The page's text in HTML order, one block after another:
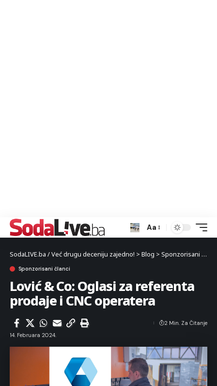
Aa
SodaLIVE.ba / Već drugu deceniju zajedno! > Blog > Sponzorisani članci
Sponzorisani članci
Lović & Co: Oglasi za referenta
prodaje i CNC operatera
14. Februara 2024.
2 Min. Za Čitanje